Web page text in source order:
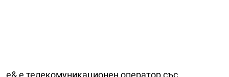
e& е телекомуникационен оператор със